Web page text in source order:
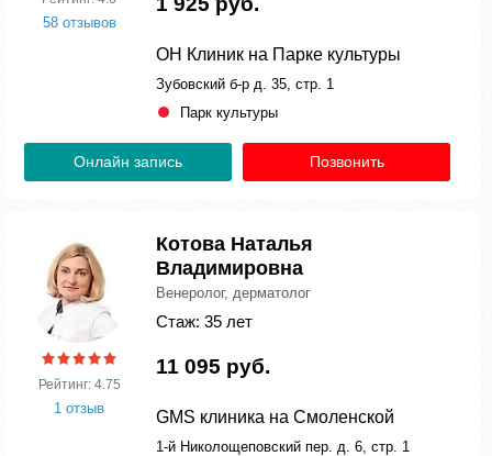
58 отзывов
ОН Клиник на Парке культуры
Зубовский б-р д. 35, стр. 1
Парк культуры
Онлайн запись Позвонить
Рейтинг: 4.75
1 отзыв
Котова Наталья
Владимировна
Венеролог, дерматолог
Стаж: 35 лет
11 095 руб.
GMS клиника на Смоленской
1-й Николощеповский пер. д. 6, стр. 1